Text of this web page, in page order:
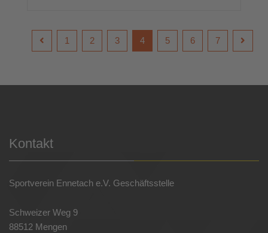
1 2 3 4 5 6 7
Kontakt
Sportverein Ennetach e.V. Geschäftsstelle
Schweizer Weg 9
88512 Mengen